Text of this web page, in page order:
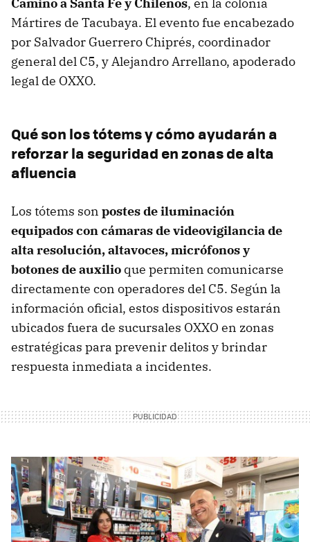
Camino a Santa Fe y Chilenos, en la colonia
Mártires de Tacubaya. El evento fue encabezado
por Salvador Guerrero Chiprés, coordinador
general del C5, y Alejandro Arrellano, apoderado
legal de OXXO.
Qué son los tótems y cómo ayudarán a
reforzar la seguridad en zonas de alta
afluencia
Los tótems son postes de iluminación
equipados con cámaras de videovigilancia de
alta resolución, altavoces, micrófonos y
botones de auxilio que permiten comunicarse
directamente con operadores del C5. Según la
información oficial, estos dispositivos estarán
ubicados fuera de sucursales OXXO en zonas
estratégicas para prevenir delitos y brindar
respuesta inmediata a incidentes.